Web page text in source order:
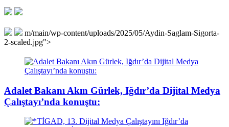
m/main/wp-content/uploads/2025/05/Aydin-Saglam-Sigorta-
2-scaled.jpg">
Adalet Bakanı Akın Gürlek, Iğdır’da Dijital Medya
Çalıştayı’nda konuştu: